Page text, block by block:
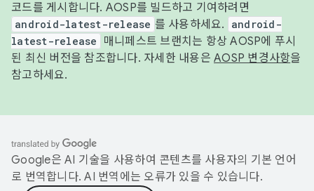
코드를 게시합니다. AOSP를 빌드하고 기여하려면
android-latest-release 를 사용하세요.
android-
latest-release
매니페스트 브랜치는 항상 AOSP에 푸시
된 최신 버전을 참조합니다. 자세한 내용은 AOSP 변경사항을
참고하세요.
Google은 AI 기술을 사용하여 콘텐츠를 사용자의 기본 언어
로 번역합니다. AI 번역에는 오류가 있을 수 있습니다.